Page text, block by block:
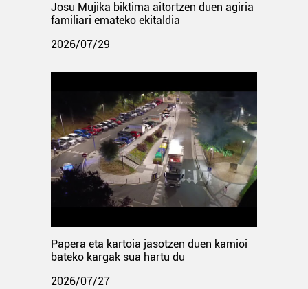
Josu Mujika biktima aitortzen duen agiria
familiari emateko ekitaldia
2026/07/29
Papera eta kartoia jasotzen duen kamioi
bateko kargak sua hartu du
2026/07/27